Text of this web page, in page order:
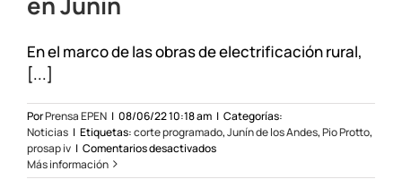
En el marco de las obras de electrificación rural,
[...]
PorPrensa EPEN | 08/06/22 10:18 am | Categorías:
Noticias | Etiquetas:corte programado,Junín de los Andes,Pio Protto,
prosap iv | Comentarios desactivadosen
programado
Más información